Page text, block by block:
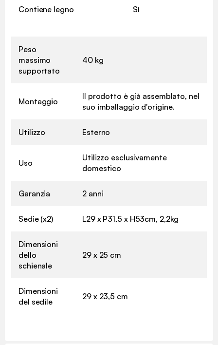
Contiene legno Sì
Peso
massimo
supportato
40 kg
Montaggio
Il prodotto è già assemblato, nel
suo imballaggio d'origine.
Utilizzo Esterno
Uso
Utilizzo esclusivamente
domestico
Garanzia 2 anni
Sedie (x2) L29 x P31,5 x H53cm, 2,2kg
Dimensioni
dello
schienale
29 x 25 cm
Dimensioni
del sedile
29 x 23,5 cm